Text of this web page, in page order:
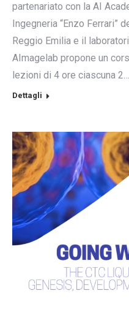
partenariato con la AI
Ingegneria “Enzo Ferrari”
Reggio Emilia e il
AImagelab propone un
lezioni di 4 ore ciascuna 2…
Dettagli